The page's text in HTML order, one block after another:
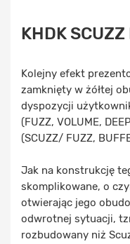
KHDK SCUZZ
Kolejny efekt
zamknięty w żółtej
dyspozycji
(FUZZ, VOLUME,
(SCUZZ/ FUZZ,
Jak na konstrukcję
skomplikowane, o
otwierając jego
odwrotnej sytuacji,
rozbudowany niż